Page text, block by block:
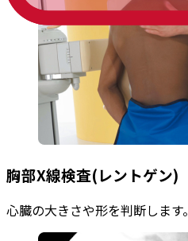
胸部X線検査(レントゲン)
心臓の大きさや形を判断します。